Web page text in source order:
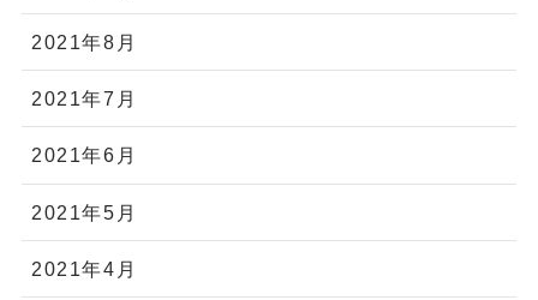
2021年8月
2021年7月
2021年6月
2021年5月
2021年4月